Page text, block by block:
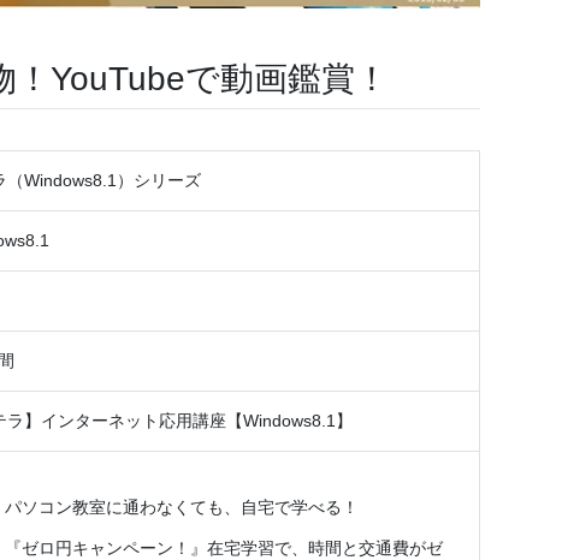
YouTubeで動画鑑賞！
（Windows8.1）シリーズ
ラ】インターネット応用講座【Windows8.1】
パソコン教室に通わなくても、自宅で学べる！
『ゼロ円キャンペーン！』在宅学習で、時間と交通費がゼ